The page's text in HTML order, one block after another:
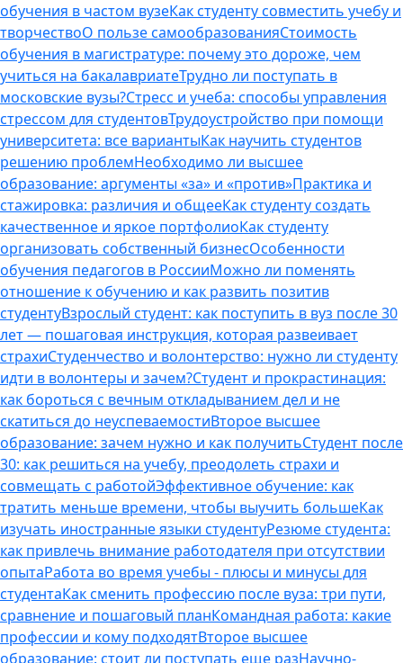
обучения в частом вузеКак студенту совместить учебу и
творчествоО пользе самообразованияСтоимость
обучения в магистратуре: почему это дороже, чем
учиться на бакалавриатеТрудно ли поступать в
московские вузы?Стресс и учеба: способы управления
стрессом для студентовТрудоустройство при помощи
университета: все вариантыКак научить студентов
решению проблемНеобходимо ли высшее
образование: аргументы «за» и «против»Практика и
стажировка: различия и общееКак студенту создать
качественное и яркое портфолиоКак студенту
организовать собственный бизнесОсобенности
обучения педагогов в РоссииМожно ли поменять
отношение к обучению и как развить позитив
студентуВзрослый студент: как поступить в вуз после 30
лет — пошаговая инструкция, которая развеивает
страхиСтуденчество и волонтерство: нужно ли cтуденту
идти в волонтеры и зачем?Студент и прокрастинация:
как бороться с вечным откладыванием дел и не
скатиться до неуспеваемостиВторое высшее
образование: зачем нужно и как получитьСтудент после
30: как решиться на учебу, преодолеть страхи и
совмещать с работойЭффективное обучение: как
тратить меньше времени, чтобы выучить большеКак
изучать иностранные языки студентуРезюме студента:
как привлечь внимание работодателя при отсутствии
опытаРабота во время учебы - плюсы и минусы для
студентаКак сменить профессию после вуза: три пути,
сравнение и пошаговый планКомандная работа: какие
профессии и кому подходятВторое высшее
образование: стоит ли поступать еще разНаучно-